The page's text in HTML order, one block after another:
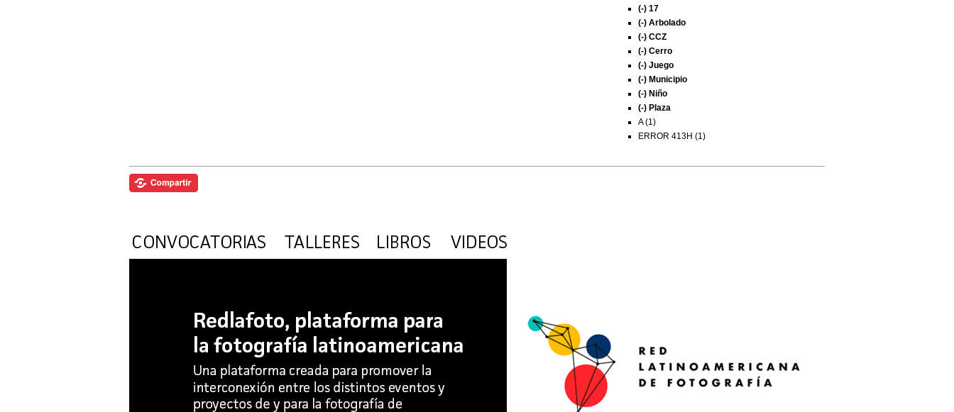
(-) 17
(-) Arbolado
(-) CCZ
(-) Cerro
(-) Juego
(-) Municipio
(-) Niño
(-) Plaza
A (1)
ERROR 413H (1)